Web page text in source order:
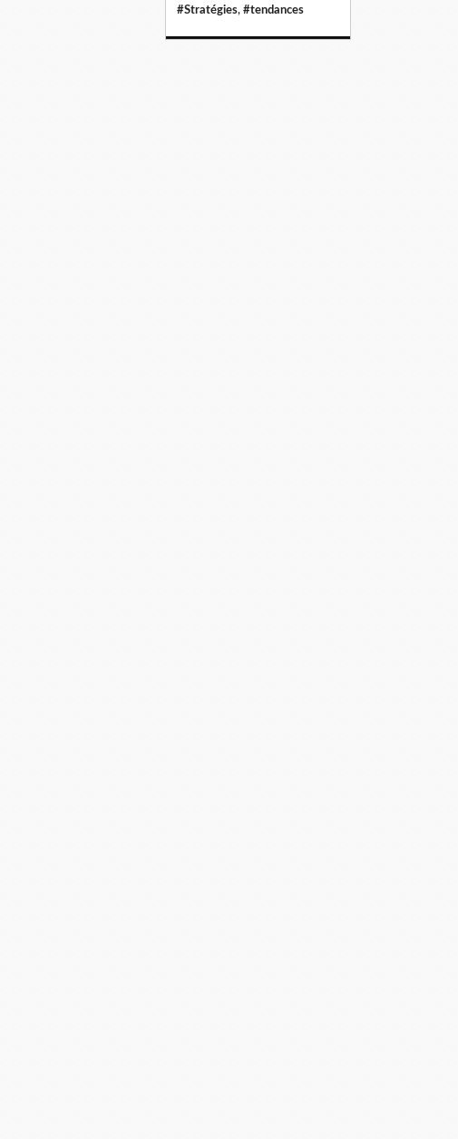
#Stratégies, #tendances